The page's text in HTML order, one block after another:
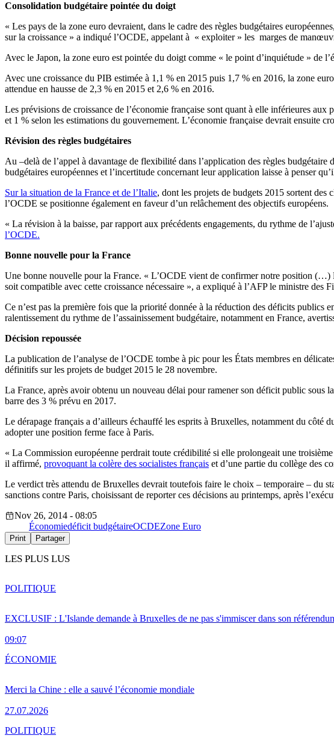
Consolidation budgétaire pointée du doigt
« Les pays de la zone euro devraient, dans le cadre des règles budgétaires
sur la croissance » a indiqué l’OCDE, appelant à « exploiter » les marges de
Avec le Japon, la zone euro est pointée du doigt comme « le point d’inquiétude » de
Avec une croissance du PIB estimée à 1,1 % en 2015 puis 1,7 % en 2016, la zone
attendue en hausse de 2,3 % en 2015 et 2,6 % en 2016.
Les prévisions de croissance de l’économie française sont quant à elle inférieures
et 1 % selon les estimations du gouvernement. L’économie française devrait ensuite
Révision des règles budgétaires
Au –delà de l’appel à davantage de flexibilité dans l’application des règles
budgétaires européennes et l’incertitude concernant leur application laisse à penser
Sur la situation de la France et de l’Italie, dont les projets de budgets 2015 sortent des
l’OCDE se positionne également en faveur d’un relâchement des objectifs européens.
« La révision à la baisse, par rapport aux précédents engagements, du rythme de
l’OCDE.
Bonne nouvelle pour la France
Une bonne nouvelle pour la France. « L’OCDE vient de confirmer notre position (…)
soit compatible avec cette croissance nécessaire », a expliqué à l’AFP le ministre des
Ce n’est pas la première fois que la priorité donnée à la réduction des déficits publics
ralentissement du rythme de l’assainissement budgétaire, notamment en France,
Décision repoussée
La publication de l’analyse de l’OCDE tombe à pic pour les États membres en
définitifs sur les projets de budget 2015 le 28 novembre.
La France, après avoir obtenu un nouveau délai pour ramener son déficit public sous
barre des 3 % prévu en 2017.
Le dérapage français a d’ailleurs échauffé les esprits à Bruxelles, notamment du
adopter une position ferme face à Paris.
« La Commission européenne perdrait toute crédibilité si elle prolongeait une
il affirmé, provoquant la colère des socialistes français et d’une partie du collège des
Le verdict très attendu de Bruxelles devrait toutefois faire le choix – temporaire – du
sanctions contre Paris, choisissant de reporter ces décisions au printemps, après
Nov 26, 2014 - 08:05
Économiedéficit budgétaireOCDEZone Euro
Print Partager
LES PLUS LUS
EXCLUSIF : L'Islande demande à Bruxelles de ne pas s'immiscer dans son
09:07
POLITIQUE
Merci la Chine : elle a sauvé l’économie mondiale
27.07.2026
ÉCONOMIE
POLITIQUE